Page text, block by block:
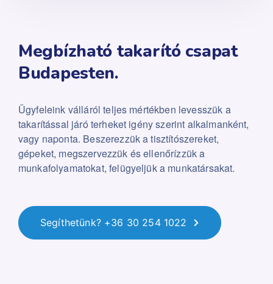
Megbízható takarító csapat
Budapesten.
Ügyfeleink válláról teljes mértékben levesszük a
takarítással járó terheket igény szerint alkalmanként,
vagy naponta. Beszerezzük a tisztítószereket,
gépeket, megszervezzük és ellenőrízzük a
munkafolyamatokat, felügyeljük a munkatársakat.
Segíthetünk? +36 30 254 1022